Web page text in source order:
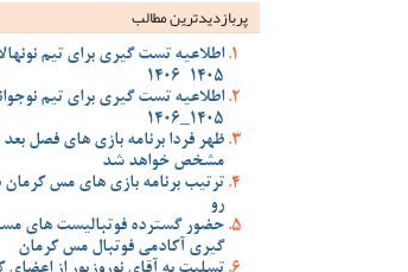
پربازدیدترین‌ مطالب
اطلاعیه تست گیری برای تیم
1405-1406
اطلاعیه تست گیری برای تیم
1405_1406
ظهر فردا برنامه بازی های فصل
مشخص خواهد شد
ترتیب برنامه بازی های مس
رو
حضور گسترده فوتبالیست های
گیری آکادمی فوتبال مس کرمان